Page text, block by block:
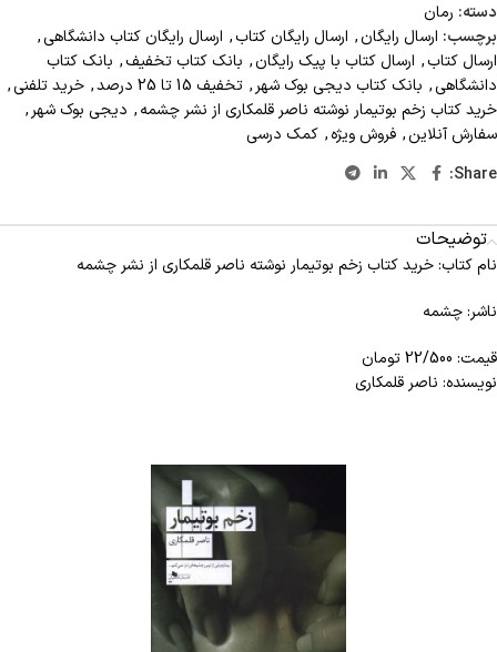
دسته: رمان
برچسب: ارسال رايگان, ارسال رايگان کتاب, ارسال رايگان کتاب دانشگاهي,
ارسال کتاب, ارسال کتاب با پيک رايگان, بانک کتاب تخفيف, بانک کتاب
دانشگاهی, بانک کتاب دیجی بوک شهر, تخفیف 15 تا 25 درصد , خريد تلفني,
خرید کتاب زخم بوتیمار نوشته ناصر قلمکاری از نشر چشمه, دیجی بوک شهر,
سفارش آنلاين, فروش ويژه, کمک درسی
Share:
توضیحات
نام کتاب: خرید کتاب زخم بوتیمار نوشته ناصر قلمکاری از نشر چشمه
ناشر: چشمه
قیمت: 22/500 تومان
نویسنده: ناصر قلمکاری